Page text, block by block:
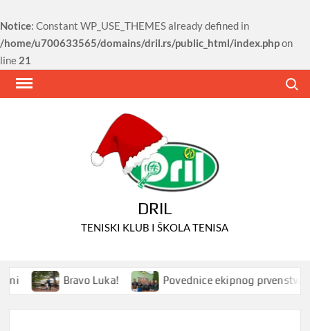
Notice: Constant WP_USE_THEMES already defined in
/home/u700633565/domains/dril.rs/public_html/index.phpon
line 21
Skip
DRIL
TENISKI KLUB I ŠKOLA TENISA
Bravo Luka! Povednice ekipnog prvenstva Srbije